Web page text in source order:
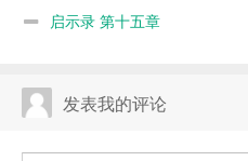
启示录 第十五章
发表我的评论